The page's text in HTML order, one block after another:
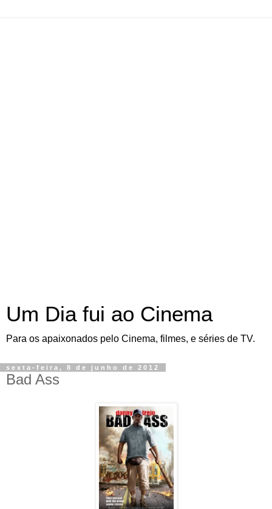
Um Dia fui ao Cinema
Para os apaixonados pelo Cinema, filmes, e séries de TV.
sexta-feira, 8 de junho de 2012
Bad Ass